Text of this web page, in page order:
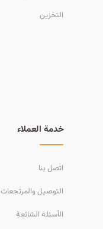
التخزين
خدمة العملاء
اتصل بنا
التوصيل والمرتجعات
الأسئلة الشائعة